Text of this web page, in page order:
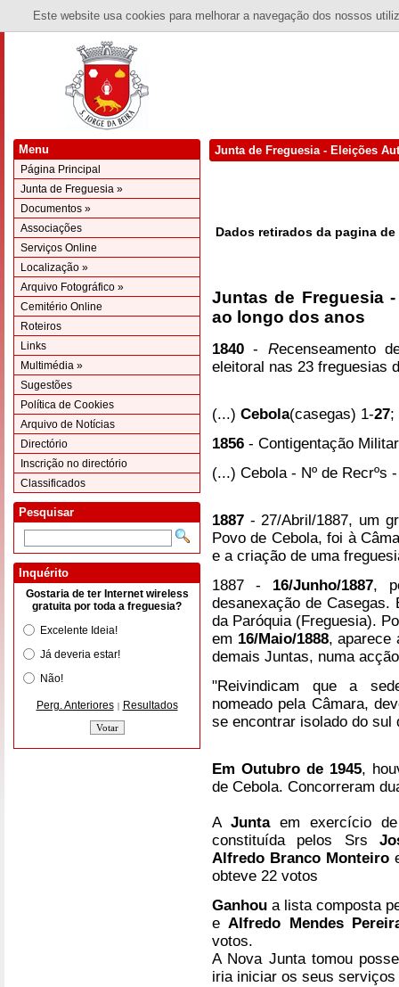
Este website usa cookies para melhorar a navegação dos nossos
Menu
Página Principal
Junta de Freguesia »
Documentos »
Associações
Serviços Online
Localização »
Arquivo Fotográfico »
Cemitério Online
Roteiros
Links
Multimédia »
Sugestões
Política de Cookies
Arquivo de Notícias
Directório
Inscrição no directório
Classificados
Pesquisar
Inquérito
Gostaria de ter Internet wireless
gratuita por toda a freguesia?
Excelente Ideia!
Já deveria estar!
Não!
Perg. Anteriores | Resultados
Junta de Freguesia - Eleições
Dados retirados da pagina
Juntas de Freguesia
ao longo dos anos
1840- Recenseamento
eleitoral nas 23 freguesias
(...) Cebola(casegas) 1-27;
1856 - Contigentação
(...) Cebola - Nº de Recrºs
1887 - 27/Abril/1887, um
Povo de Cebola, foi à
e a criação de uma
1887 - 16/Junho/1887,
desanexação de
da Paróquia (Freguesia).
em 16/Maio/1888, aparece
demais Juntas, numa
"Reivindicam que a
nomeado pela Câmara,
se encontrar isolado do sul
Em Outubro de 1945,
de Cebola. Concorreram
A Junta em exercício
constituída pelos Srs
Alfredo Branco Monteiro
obteve 22 votos
Ganhou a lista composta
eAlfredo Mendes
votos.
A Nova Junta tomou
iria iniciar os seus